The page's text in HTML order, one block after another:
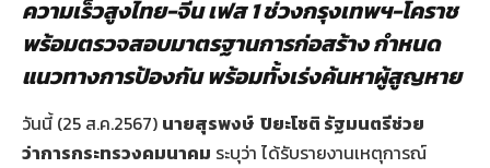
ความเร็วสูงไทย-จีน เฟส 1 ช่วงกรุงเทพฯ-โคราช
พร้อมตรวจสอบมาตรฐานการก่อสร้าง กำหนด
แนวทางการป้องกัน พร้อมทั้งเร่งค้นหาผู้สูญหาย
วันนี้ (25 ส.ค.2567) นายสุรพงษ์ ปิยะโชติ รัฐมนตรีช่วย
ว่าการกระทรวงคมนาคม ระบุว่า ได้รับรายงานเหตุการณ์